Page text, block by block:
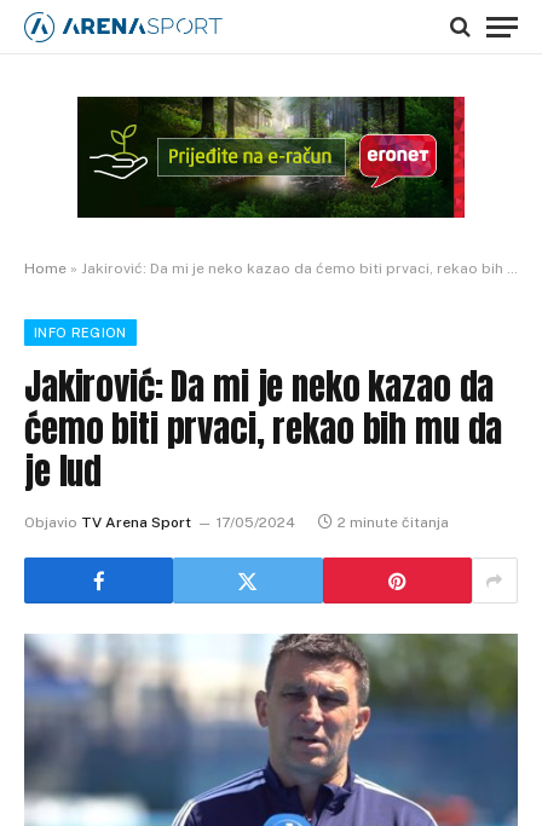
Home » Jakirović: Da mi je neko kazao da ćemo biti prvaci, rekao bih mu da je lud
INFO REGION
Jakirović: Da mi je neko kazao da
ćemo biti prvaci, rekao bih mu da
je lud
Objavio TV Arena Sport 17/05/2024 2 minute čitanja